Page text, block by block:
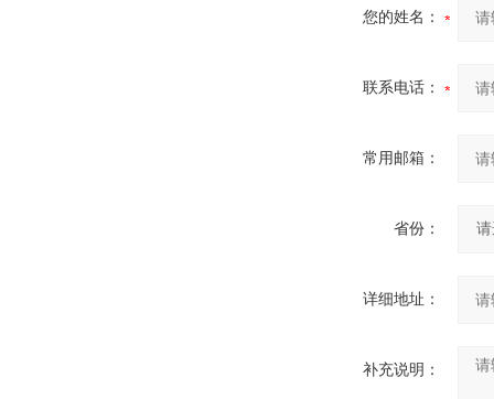
您的姓名：
联系电话：
常用邮箱：
省份：
详细地址：
补充说明：